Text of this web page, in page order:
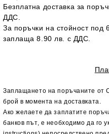
Безплатна доставка за
ДДС.
За поръчки на стойност под
заплаща 8.90 лв. с ДДС.
Заплащането на поръчаните от
брой в момента на доставката.
Ако желаете да заплатите
банков път, е необходимо да го